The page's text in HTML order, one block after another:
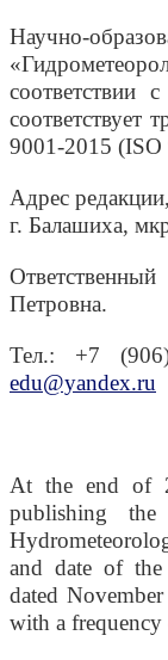
Научно-
соответствии
9001-2015
Адрес
г. Балашиха,
Петровна.
Тел.: +7
edu@yandex.ru
At the end of
publishing
and date of
dated
with a frequency